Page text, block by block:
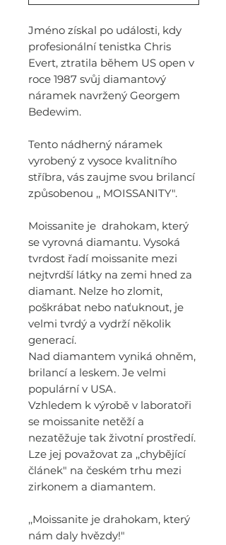
Jméno získal po události, kdy
profesionální tenistka Chris
Evert, ztratila během US open v
roce 1987 svůj diamantový
náramek navržený Georgem
Bedewim.
Tento nádherný náramek
vyrobený z vysoce kvalitního
stříbra, vás zaujme svou brilancí
způsobenou ,, MOISSANITY".
Moissanite je drahokam, který
se vyrovná diamantu. Vysoká
tvrdost řadí moissanite mezi
nejtvrdší látky na zemi hned za
diamant. Nelze ho zlomit,
poškrábat nebo naťuknout, je
velmi tvrdý a vydrží několik
generací.
Nad diamantem vyniká ohněm,
brilancí a leskem. Je velmi
populární v USA.
Vzhledem k výrobě v laboratoři
se moissanite netěží a
nezatěžuje tak životní prostředí.
Lze jej považovat za ,,chybějící
článek" na českém trhu mezi
zirkonem a diamantem.
,,Moissanite je drahokam, který
nám daly hvězdy!"